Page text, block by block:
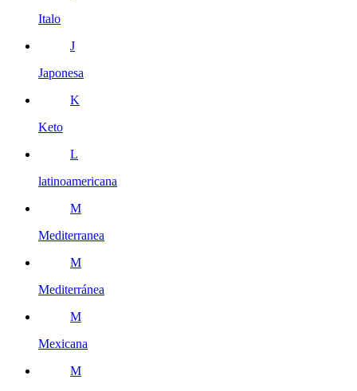
Italo
J
Japonesa
K
Keto
L
latinoamericana
M
Mediterranea
M
Mediterránea
M
Mexicana
M